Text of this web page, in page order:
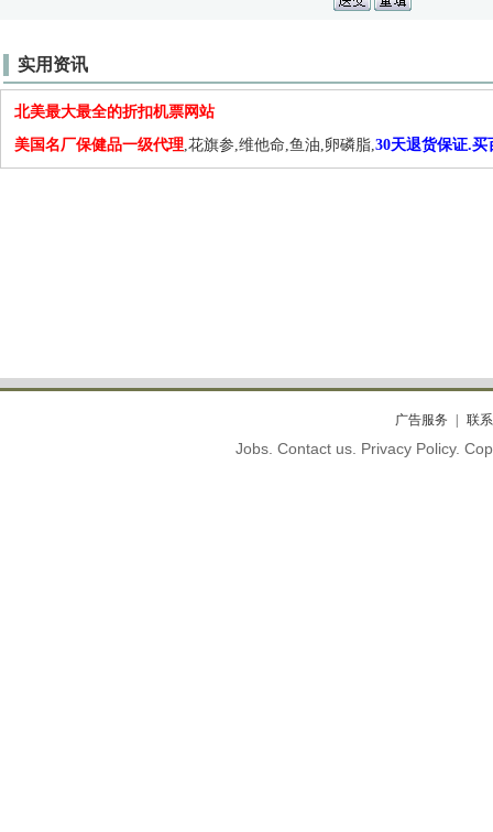
实用资讯
北美最大最全的折扣机票网站
美国名厂保健品一级代理,花旗参,维他命,鱼油,卵磷脂,30天退货保证.买
广告服务 联
Jobs. Contact us. Privacy Policy.